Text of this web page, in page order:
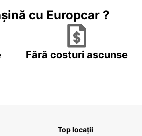
cu Europcar ?
Fără costuri ascunse
Top locații